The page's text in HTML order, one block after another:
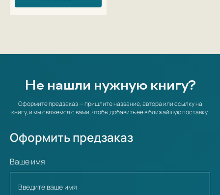
Не нашли нужную книгу?
Оформите предзаказ — пришлите название, автора или ссылку на
книгу, и мы свяжемся с вами, чтобы добавить её в ближайшую поставку.
Оформить предзаказ
Ваше имя